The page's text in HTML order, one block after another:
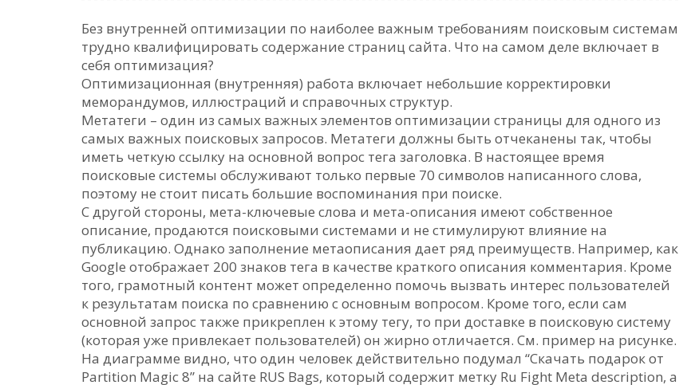
Без внутренней оптимизации по наиболее важным требованиям поисковым системам
трудно квалифицировать содержание страниц сайта. Что на самом деле включает в
себя оптимизация?
Оптимизационная (внутренняя) работа включает небольшие корректировки
меморандумов, иллюстраций и справочных структур.
Метатеги – один из самых важных элементов оптимизации страницы для одного из
самых важных поисковых запросов. Метатеги должны быть отчеканены так, чтобы
иметь четкую ссылку на основной вопрос тега заголовка. В настоящее время
поисковые системы обслуживают только первые 70 символов написанного слова,
поэтому не стоит писать большие воспоминания при поиске.
С другой стороны, мета-ключевые слова и мета-описания имеют собственное
описание, продаются поисковыми системами и не стимулируют влияние на
публикацию. Однако заполнение метаописания дает ряд преимуществ. Например, как
Google отображает 200 знаков тега в качестве краткого описания комментария. Кроме
того, грамотный контент может определенно помочь вызвать интерес пользователей
к результатам поиска по сравнению с основным вопросом. Кроме того, если сам
основной запрос также прикреплен к этому тегу, то при доставке в поисковую систему
(которая уже привлекает пользователей) он жирно отличается. См. пример на рисунке.
На диаграмме видно, что один человек действительно подумал “Скачать подарок от
Partition Magic 8” на сайте RUS Bags, который содержит метку Ru Fight Meta description, а